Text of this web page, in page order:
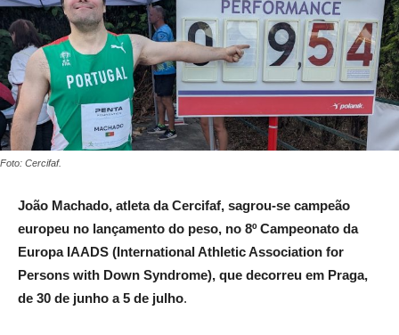
Foto: Cercifaf.
João Machado, atleta da Cercifaf, sagrou-se campeão
europeu no lançamento do peso, no 8º Campeonato da
Europa IAADS (International Athletic Association for
Persons with Down Syndrome), que decorreu em Praga,
de 30 de junho a 5 de julho.